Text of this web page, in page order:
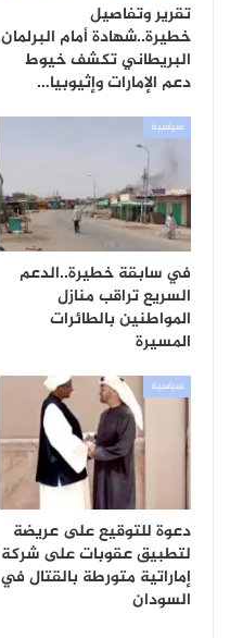
تقرير وتفاصيل
خطيرة..شهادة أمام البرلمان
البريطاني تكشف خيوط
دعم الإمارات وإثيوبيا…
سياسية
في سابقة خطيرة..الدعم
السريع تراقب منازل
المواطنين بالطائرات
المسيرة
سياسية
دعوة للتوقيع على عريضة
لتطبيق عقوبات على شركة
إماراتية متورطة بالقتال في
السودان